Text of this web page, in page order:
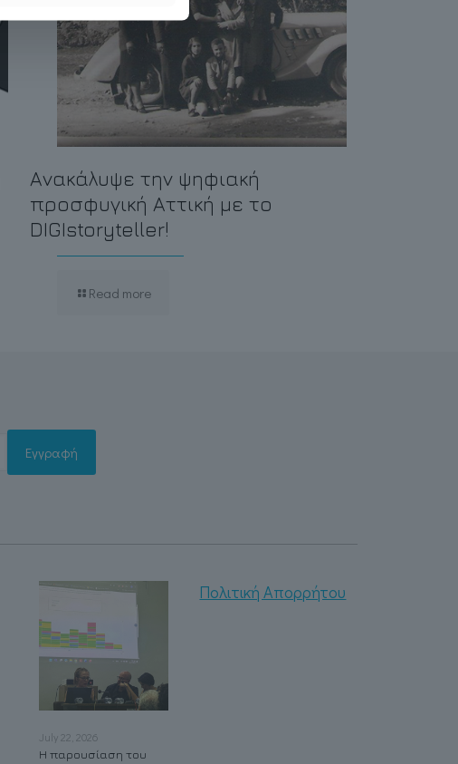
Ανακάλυψε την ψηφιακή
προσφυγική Αττική με το
DIGIstoryteller!
Read more
July 22, 2026
Η παρουσίαση του
Πολιτική Απορρήτου